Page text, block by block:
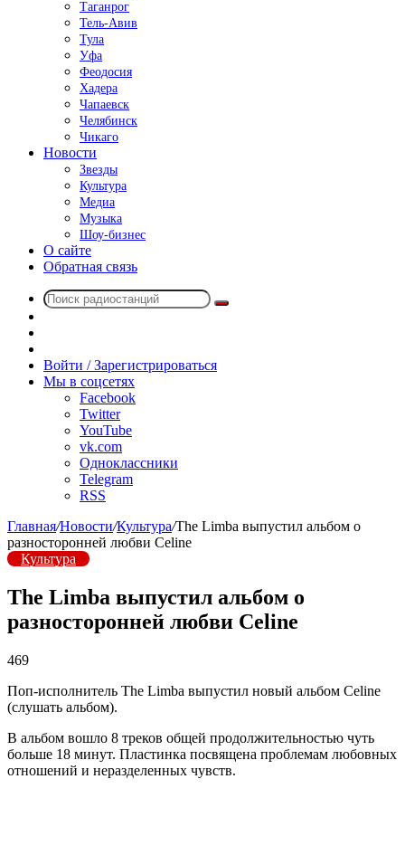
Таганрог
Тель-Авив
Тула
Уфа
Феодосия
Хадера
Чапаевск
Челябинск
Чикаго
Новости
Звезды
Культура
Медиа
Музыка
Шоу-бизнес
О сайте
Обратная связь
Поиск
радио
Войти / Зарегистрироваться
Мы в соцсетях
Facebook
Twitter
YouTube
vk.com
Одноклассники
Telegram
RSS
Главная/Новости/Культура/The Limba выпустил альбом о
разносторонней любви Celine
Культура
The Limba выпустил альбом о
разносторонней любви Celine
469
Поп-исполнитель The Limba выпустил новый альбом Celine
(слушать альбом).
В альбом вошло 8 треков общей продолжительностью чуть
больше 18 минут. Пластинка посвящена проблемам любовных
отношений и неразделенных чувств.